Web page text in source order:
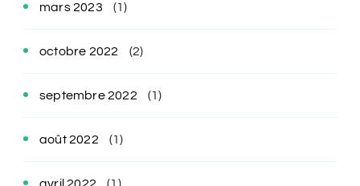
mars 2023 (1)
octobre 2022 (2)
septembre 2022 (1)
août 2022 (1)